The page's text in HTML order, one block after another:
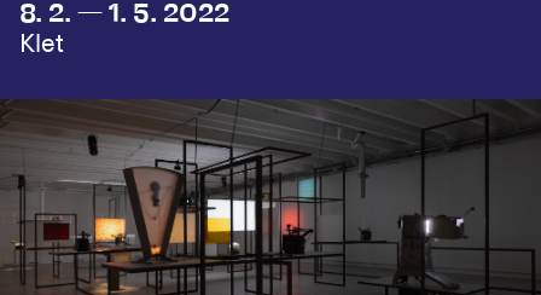
8. 2. — 1. 5. 2022
Klet